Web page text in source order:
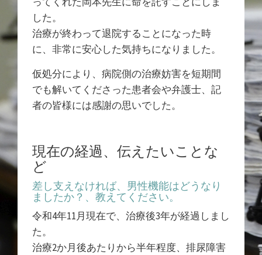
した。
治療が終わって退院することになった時
に、非常に安心した気持ちになりました。
仮処分により、病院側の治療妨害を短期間
でも解いてくださった患者会や弁護士、記
者の皆様には感謝の思いでした。
現在の経過、伝えたいことな
ど
差し支えなければ、男性機能はどうなり
ましたか？、教えてください。
令和4年11月現在で、治療後3年が経過しまし
た。
治療2か月後あたりから半年程度、排尿障害